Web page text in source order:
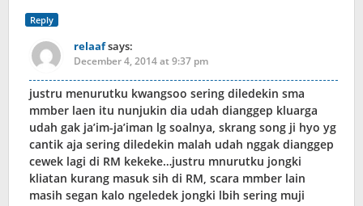
Reply
relaafsays:
December 4, 2014 at 9:37 pm
justru menurutku kwangsoo sering diledekin sma
mmber laen itu nunjukin dia udah dianggep kluarga
udah gak ja’im-ja’iman lg soalnya, skrang song ji hyo yg
cantik aja sering diledekin malah udah nggak dianggep
cewek lagi di RM kekeke…justru mnurutku jongki
kliatan kurang masuk sih di RM, scara mmber lain
masih segan kalo ngeledek jongki lbih sering muji